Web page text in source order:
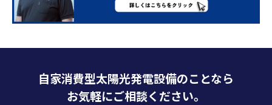
自家消費型太陽光発電設備のことなら
お気軽にご相談ください。